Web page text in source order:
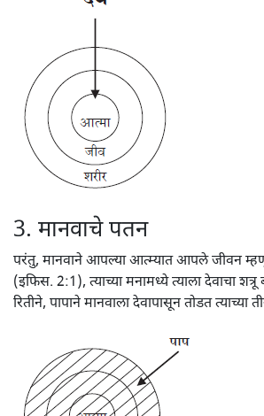
3. मानवाचे पतन
परंतु, मानवाने आपल्या आत्म्यात आपले जीवन म्हणून
(इफिस. 2:1), त्याच्या मनामध्ये त्याला देवाचा
रितीने, पापाने मानवाला देवापासून तोडत